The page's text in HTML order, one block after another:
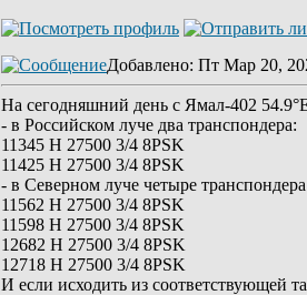
Добавлено: Пт Мар 20,
На сегодняшний день с Ямал-402
- в Российском луче два транспондера:
11345 H 27500 3/4 8PSK
11425 H 27500 3/4 8PSK
- в Северном луче четыре
11562 H 27500 3/4 8PSK
11598 H 27500 3/4 8PSK
12682 Н 27500 3/4 8PSK
12718 H 27500 3/4 8PSK
И если исходить из соответствующей